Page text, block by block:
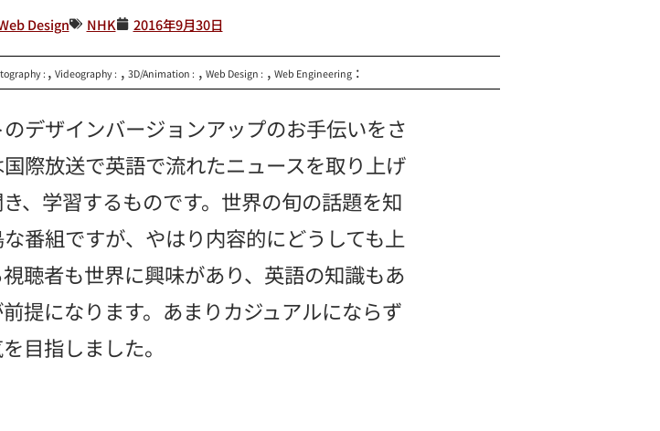
Design NHK 2016年9月30日
: , Videography : , 3D/Animation : , Web Design : , Web Engineering:
デザインバージョンアップのお手伝いをさ
際放送で英語で流れたニュースを取り上げ
、学習するものです。世界の旬の話題を知
番組ですが、やはり内容的にどうしても上
聴者も世界に興味があり、英語の知識もあ
提になります。あまりカジュアルにならず
目指しました。